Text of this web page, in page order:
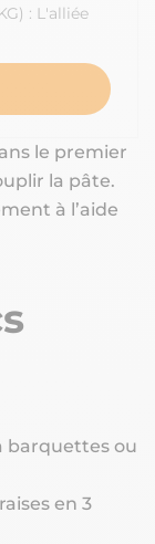
: L'alliée
le premier
la pâte.
à l’aide
barquettes ou
en 3